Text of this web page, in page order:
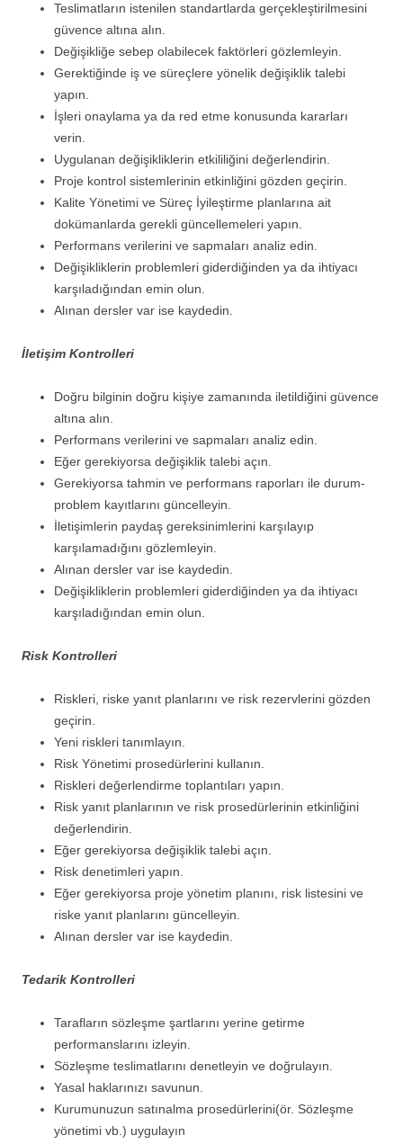
Teslimatların istenilen standartlarda gerçekleştirilmesini
güvence altına alın.
Değişikliğe sebep olabilecek faktörleri gözlemleyin.
Gerektiğinde iş ve süreçlere yönelik değişiklik talebi
yapın.
İşleri onaylama ya da red etme konusunda kararları
verin.
Uygulanan değişikliklerin etkililiğini değerlendirin.
Proje kontrol sistemlerinin etkinliğini gözden geçirin.
Kalite Yönetimi ve Süreç İyileştirme planlarına ait
dokümanlarda gerekli güncellemeleri yapın.
Performans verilerini ve sapmaları analiz edin.
Değişikliklerin problemleri giderdiğinden ya da ihtiyacı
karşıladığından emin olun.
Alınan dersler var ise kaydedin.
İletişim Kontrolleri
Doğru bilginin doğru kişiye zamanında iletildiğini güvence
altına alın.
Performans verilerini ve sapmaları analiz edin.
Eğer gerekiyorsa değişiklik talebi açın.
Gerekiyorsa tahmin ve performans raporları ile durum-
problem kayıtlarını güncelleyin.
İletişimlerin paydaş gereksinimlerini karşılayıp
karşılamadığını gözlemleyin.
Alınan dersler var ise kaydedin.
Değişikliklerin problemleri giderdiğinden ya da ihtiyacı
karşıladığından emin olun.
Risk Kontrolleri
Riskleri, riske yanıt planlarını ve risk rezervlerini gözden
geçirin.
Yeni riskleri tanımlayın.
Risk Yönetimi prosedürlerini kullanın.
Riskleri değerlendirme toplantıları yapın.
Risk yanıt planlarının ve risk prosedürlerinin etkinliğini
değerlendirin.
Eğer gerekiyorsa değişiklik talebi açın.
Risk denetimleri yapın.
Eğer gerekiyorsa proje yönetim planını, risk listesini ve
riske yanıt planlarını güncelleyin.
Alınan dersler var ise kaydedin.
Tedarik Kontrolleri
Tarafların sözleşme şartlarını yerine getirme
performanslarını izleyin.
Sözleşme teslimatlarını denetleyin ve doğrulayın.
Yasal haklarınızı savunun.
Kurumunuzun satınalma prosedürlerini(ör. Sözleşme
yönetimi vb.) uygulayın